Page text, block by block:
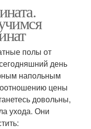
полы от
день
напольным
цены
довольны,
ухода. Они